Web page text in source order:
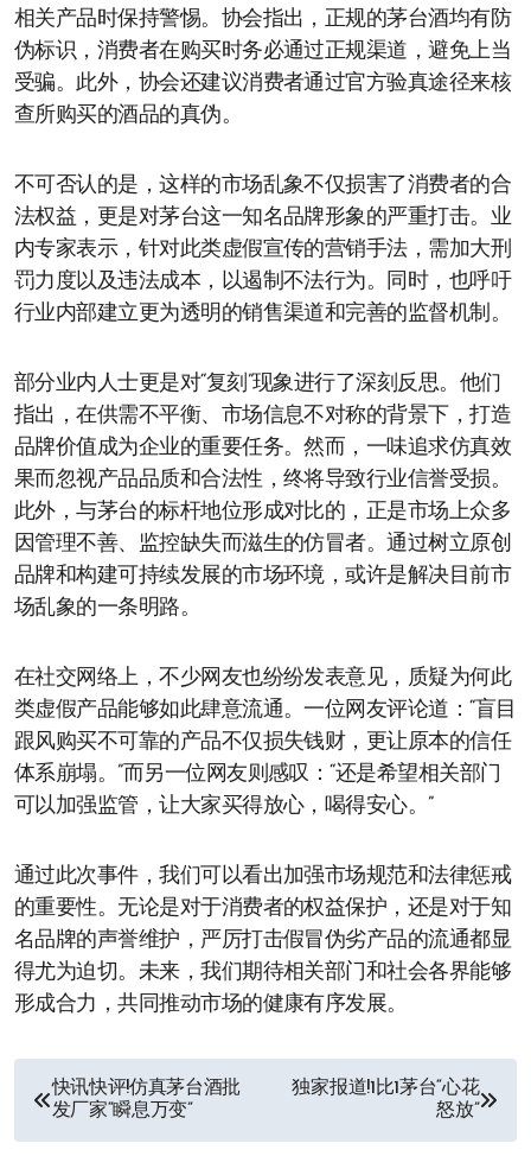
相关产品时保持警惕。协会指出，正规的茅台酒均有防
伪标识，消费者在购买时务必通过正规渠道，避免上当
受骗。此外，协会还建议消费者通过官方验真途径来核
查所购买的酒品的真伪。
不可否认的是，这样的市场乱象不仅损害了消费者的合
法权益，更是对茅台这一知名品牌形象的严重打击。业
内专家表示，针对此类虚假宣传的营销手法，需加大刑
罚力度以及违法成本，以遏制不法行为。同时，也呼吁
行业内部建立更为透明的销售渠道和完善的监督机制。
部分业内人士更是对“复刻”现象进行了深刻反思。他们
指出，在供需不平衡、市场信息不对称的背景下，打造
品牌价值成为企业的重要任务。然而，一味追求仿真效
果而忽视产品品质和合法性，终将导致行业信誉受损。
此外，与茅台的标杆地位形成对比的，正是市场上众多
因管理不善、监控缺失而滋生的仿冒者。通过树立原创
品牌和构建可持续发展的市场环境，或许是解决目前市
场乱象的一条明路。
在社交网络上，不少网友也纷纷发表意见，质疑为何此
类虚假产品能够如此肆意流通。一位网友评论道：“盲目
跟风购买不可靠的产品不仅损失钱财，更让原本的信任
体系崩塌。”而另一位网友则感叹：“还是希望相关部门
可以加强监管，让大家买得放心，喝得安心。”
通过此次事件，我们可以看出加强市场规范和法律惩戒
的重要性。无论是对于消费者的权益保护，还是对于知
名品牌的声誉维护，严厉打击假冒伪劣产品的流通都显
得尤为迫切。未来，我们期待相关部门和社会各界能够
形成合力，共同推动市场的健康有序发展。
文
章
快讯快评!仿真茅台酒批
发厂家“瞬息万变”
独家报道!1比1茅台“心花
怒放”